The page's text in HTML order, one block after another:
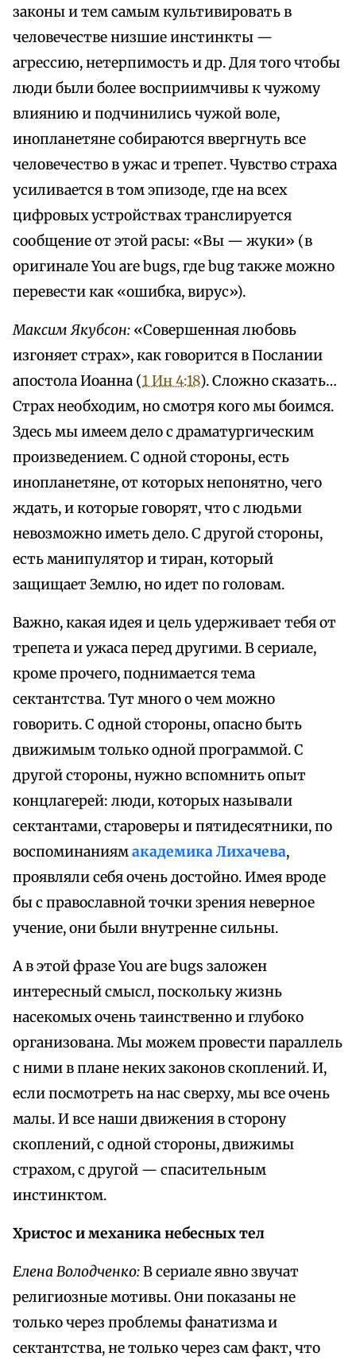
законы и тем самым культивировать в
человечестве низшие инстинкты —
агрессию, нетерпимость и др. Для того чтобы
люди были более восприимчивы к чужому
влиянию и подчинились чужой воле,
инопланетяне собираются ввергнуть все
человечество в ужас и трепет. Чувство страха
усиливается в том эпизоде, где на всех
цифровых устройствах транслируется
сообщение от этой расы: «Вы — жуки» (в
оригинале You are bugs, где bug также можно
перевести как «ошибка, вирус»).
Максим Якубсон: «Совершенная любовь
изгоняет страх», как говорится в Послании
апостола Иоанна (1 Ин 4:18). Сложно сказать…
Страх необходим, но смотря кого мы боимся.
Здесь мы имеем дело с драматургическим
произведением. С одной стороны, есть
инопланетяне, от которых непонятно, чего
ждать, и которые говорят, что с людьми
невозможно иметь дело. С другой стороны,
есть манипулятор и тиран, который
защищает Землю, но идет по головам.
Важно, какая идея и цель удерживает тебя от
трепета и ужаса перед другими. В сериале,
кроме прочего, поднимается тема
сектантства. Тут много о чем можно
говорить. С одной стороны, опасно быть
движимым только одной программой. С
другой стороны, нужно вспомнить опыт
концлагерей: люди, которых называли
сектантами, староверы и пятидесятники, по
воспоминаниямакадемика Лихачева,
проявляли себя очень достойно. Имея вроде
бы с православной точки зрения неверное
учение, они были внутренне сильны.
А в этой фразе You are bugs заложен
интересный смысл, поскольку жизнь
насекомых очень таинственно и глубоко
организована. Мы можем провести параллель
с ними в плане неких законов скоплений. И,
если посмотреть на нас сверху, мы все очень
малы. И все наши движения в сторону
скоплений, с одной стороны, движимы
страхом, с другой — спасительным
инстинктом.
Христос и механика небесных тел
Елена Володченко:В сериале явно звучат
религиозные мотивы. Они показаны не
только через проблемы фанатизма и
сектантства, не только через сам факт, что